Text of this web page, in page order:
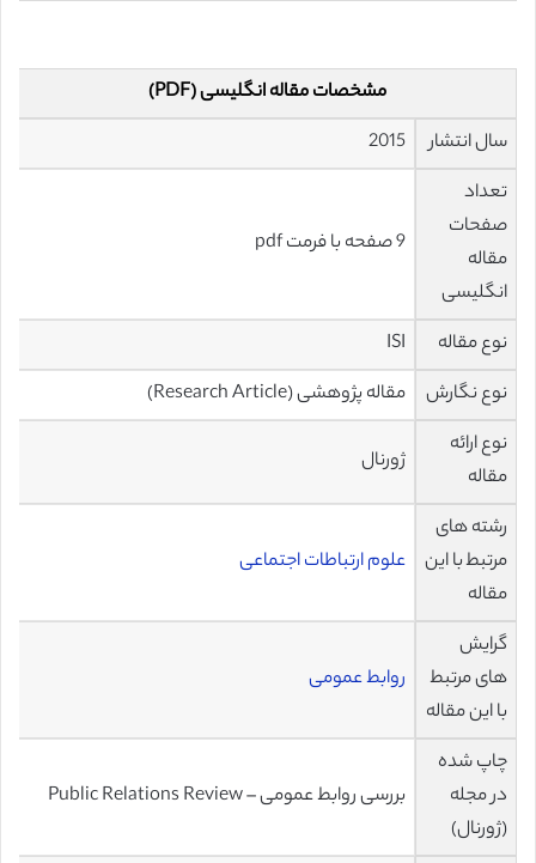
مشخصات مقاله انگلیسی (PDF)
سال انتشار
2015
تعداد
صفحات
مقاله
انگلیسی
9 صفحه با فرمت pdf
نوع مقاله
ISI
نوع نگارش
مقاله پژوهشی (Research Article)
نوع ارائه
مقاله
ژورنال
رشته های
مرتبط با این
مقاله
علوم ارتباطات اجتماعی
گرایش
های مرتبط
با این مقاله
روابط عمومی
چاپ شده
در مجله
(ژورنال)
بررسی روابط عمومی – Public Relations Review